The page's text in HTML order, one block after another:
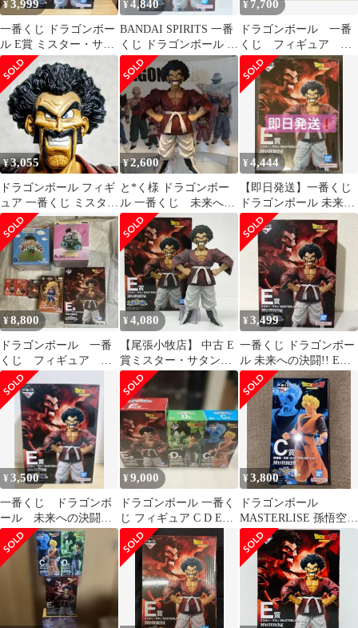
¥3,999
一番くじ ドラゴンボー
ル E賞 ミスター・サタ
ン MASTERLISE
¥4,840
BANDAI SPIRITS 一番
くじ ドラゴンボール 未
来への決闘!! E賞 ミス
ター・サタン
MASTERLISE
¥7,700
ドラゴンボール 一番
くじ フィギュア ミ
スター・サタン アナ
ウンサー E賞 D賞
¥3,055
ドラゴンボール フィギ
ュア 一番くじ ミスター
サタン 箱無し
¥2,600
と*く様 ドラゴンボー
ル 一番くじ 未来への
決闘!! E賞 サタン
¥4,444
【即日発送】一番くじ
ドラゴンボール 未来へ
の決闘 E賞 ミスター・
サタン
¥8,800
ドラゴンボール 一番
くじ フィギュア ま
とめ売り
¥4,080
【尾張小牧店】 中古 E
賞ミスター・サタン
MASTERLISE「未来へ
の決闘!!/一番くじドラ
ゴンボール」
¥3,499
一番くじ ドラゴンボー
ル 未来への決闘!! E賞
ミスター・サタン フィ
ギュア
¥3,500
一番くじ ドラゴンボ
ール 未来への決闘
E賞 ミスターサタ
ン 箱破れ有り
¥9,000
ドラゴンボール 一番く
じ フィギュア C D E賞
3点セット
¥3,800
ドラゴンボール
MASTERLISE 孫悟空
フィギュア 一番くじ
C賞